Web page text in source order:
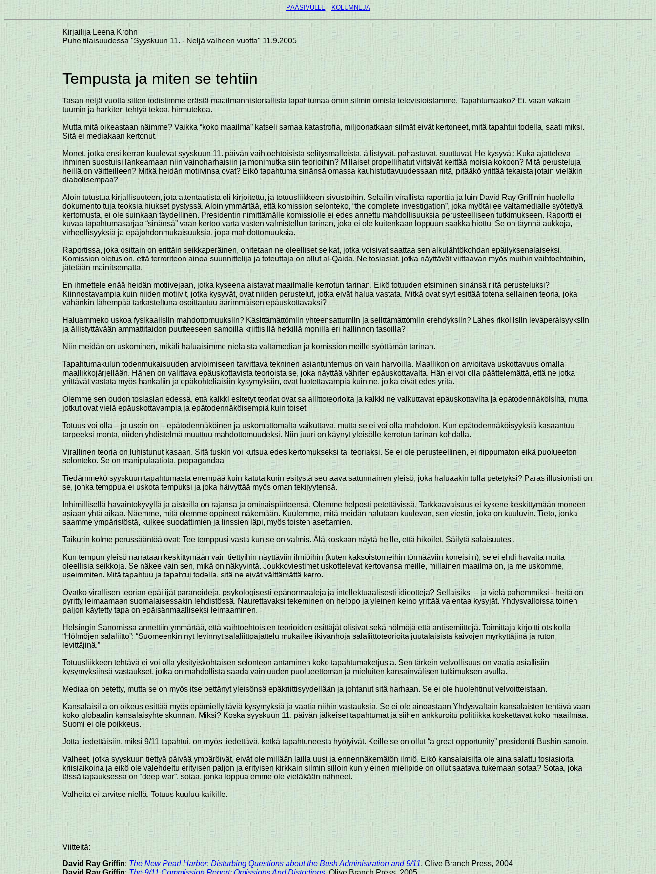
PÄÄSIVULLE- KOLUMNEJA
Kirjailija Leena Krohn
Puhe tilaisuudessa "Syyskuun 11. - Neljä valheen vuotta" 11.9.2005
Tempusta ja miten se tehtiin
Tasan neljä vuotta sitten todistimme erästä maailmanhistoriallista tapahtumaa omin silmin omista televisioistamme. Tapahtumaako? Ei, vaan vakain
tuumin ja harkiten tehtyä tekoa, hirmutekoa.
Mutta mitä oikeastaan näimme? Vaikka “koko maailma” katseli samaa katastrofia, miljoonatkaan silmät eivät kertoneet, mitä tapahtui todella, saati miksi.
Sitä ei mediakaan kertonut.
Monet, jotka ensi kerran kuulevat syyskuun 11. päivän vaihtoehtoisista selitysmalleista, ällistyvät, pahastuvat, suuttuvat. He kysyvät: Kuka ajatteleva
ihminen suostuisi lankeamaan niin vainoharhaisiin ja monimutkaisiin teorioihin? Millaiset propellihatut viitsivät keittää moisia kokoon? Mitä perusteluja
heillä on väitteilleen? Mitkä heidän motiivinsa ovat? Eikö tapahtuma sinänsä omassa kauhistuttavuudessaan riitä, pitääkö yrittää tekaista jotain vieläkin
diabolisempaa?
Aloin tutustua kirjallisuuteen, jota attentaatista oli kirjoitettu, ja totuusliikkeen sivustoihin. Selailin virallista raporttia ja luin David Ray Griffinin huolella
dokumentoituja teoksia hiukset pystyssä. Aloin ymmärtää, että komission selonteko, “the complete investigation”, joka myötäilee valtamedialle syötettyä
kertomusta, ei ole suinkaan täydellinen. Presidentin nimittämälle komissiolle ei edes annettu mahdollisuuksia perusteelliseen tutkimukseen. Raportti ei
kuvaa tapahtumasarjaa “sinänsä” vaan kertoo varta vasten valmistellun tarinan, joka ei ole kuitenkaan loppuun saakka hiottu. Se on täynnä aukkoja,
virheellisyyksiä ja epäjohdonmukaisuuksia, jopa mahdottomuuksia.
Raportissa, joka osittain on erittäin seikkaperäinen, ohitetaan ne oleelliset seikat, jotka voisivat saattaa sen alkulähtökohdan epäilyksenalaiseksi.
Komission oletus on, että terroriteon ainoa suunnittelija ja toteuttaja on ollut al-Qaida. Ne tosiasiat, jotka näyttävät viittaavan myös muihin vaihtoehtoihin,
jätetään mainitsematta.
En ihmettele enää heidän motiivejaan, jotka kyseenalaistavat maailmalle kerrotun tarinan. Eikö totuuden etsiminen sinänsä riitä perusteluksi?
Kiinnostavampia kuin niiden motiivit, jotka kysyvät, ovat niiden perustelut, jotka eivät halua vastata. Mitkä ovat syyt esittää totena sellainen teoria, joka
vähänkin lähempää tarkasteltuna osoittautuu äärimmäisen epäuskottavaksi?
Haluammeko uskoa fysikaalisiin mahdottomuuksiin? Käsittämättömiin yhteensattumiin ja selittämättömiin erehdyksiin? Lähes rikollisiin leväperäisyyksiin
ja ällistyttävään ammattitaidon puutteeseen samoilla kriittisillä hetkillä monilla eri hallinnon tasoilla?
Niin meidän on uskominen, mikäli haluaisimme nielaista valtamedian ja komission meille syöttämän tarinan.
Tapahtumakulun todenmukaisuuden arvioimiseen tarvittava tekninen asiantuntemus on vain harvoilla. Maallikon on arvioitava uskottavuus omalla
maallikkojärjellään. Hänen on valittava epäuskottavista teorioista se, joka näyttää vähiten epäuskottavalta. Hän ei voi olla päättelemättä, että ne jotka
yrittävät vastata myös hankaliin ja epäkohteliaisiin kysymyksiin, ovat luotettavampia kuin ne, jotka eivät edes yritä.
Olemme sen oudon tosiasian edessä, että kaikki esitetyt teoriat ovat salaliittoteorioita ja kaikki ne vaikuttavat epäuskottavilta ja epätodennäköisiltä, mutta
jotkut ovat vielä epäuskottavampia ja epätodennäköisempiä kuin toiset.
Totuus voi olla – ja usein on – epätodennäköinen ja uskomattomalta vaikuttava, mutta se ei voi olla mahdoton. Kun epätodennäköisyyksiä kasaantuu
tarpeeksi monta, niiden yhdistelmä muuttuu mahdottomuudeksi. Niin juuri on käynyt yleisölle kerrotun tarinan kohdalla.
Virallinen teoria on luhistunut kasaan. Sitä tuskin voi kutsua edes kertomukseksi tai teoriaksi. Se ei ole perusteellinen, ei riippumaton eikä puolueeton
selonteko. Se on manipulaatiota, propagandaa.
Tiedämmekö syyskuun tapahtumasta enempää kuin katutaikurin esitystä seuraava satunnainen yleisö, joka haluaakin tulla petetyksi? Paras illusionisti on
se, jonka temppua ei uskota tempuksi ja joka häivyttää myös oman tekijyytensä.
Inhimillisellä havaintokyvyllä ja aisteilla on rajansa ja ominaispiirteensä. Olemme helposti petettävissä. Tarkkaavaisuus ei kykene keskittymään moneen
asiaan yhtä aikaa. Näemme, mitä olemme oppineet näkemään. Kuulemme, mitä meidän halutaan kuulevan, sen viestin, joka on kuuluvin. Tieto, jonka
saamme ympäristöstä, kulkee suodattimien ja linssien läpi, myös toisten asettamien.
Taikurin kolme perussääntöä ovat: Tee temppusi vasta kun se on valmis. Älä koskaan näytä heille, että hikoilet. Säilytä salaisuutesi.
Kun tempun yleisö narrataan keskittymään vain tiettyihin näyttäviin ilmiöihin (kuten kaksoistorneihin törmääviin koneisiin), se ei ehdi havaita muita
oleellisia seikkoja. Se näkee vain sen, mikä on näkyvintä. Joukkoviestimet uskottelevat kertovansa meille, millainen maailma on, ja me uskomme,
useimmiten. Mitä tapahtuu ja tapahtui todella, sitä ne eivät välttämättä kerro.
Ovatko virallisen teorian epäilijät paranoideja, psykologisesti epänormaaleja ja intellektuaalisesti idiootteja? Sellaisiksi – ja vielä pahemmiksi - heitä on
pyritty leimaamaan suomalaisessakin lehdistössä. Naurettavaksi tekeminen on helppo ja yleinen keino yrittää vaientaa kysyjät. Yhdysvalloissa toinen
paljon käytetty tapa on epäisänmaalliseksi leimaaminen.
Helsingin Sanomissa annettiin ymmärtää, että vaihtoehtoisten teorioiden esittäjät olisivat sekä hölmöjä että antisemiittejä. Toimittaja kirjoitti otsikolla
“Hölmöjen salaliitto”: “Suomeenkin nyt levinnyt salaliittoajattelu mukailee ikivanhoja salaliittoteorioita juutalaisista kaivojen myrkyttäjinä ja ruton
levittäjinä.”
Totuusliikkeen tehtävä ei voi olla yksityiskohtaisen selonteon antaminen koko tapahtumaketjusta. Sen tärkein velvollisuus on vaatia asiallisiin
kysymyksiinsä vastaukset, jotka on mahdollista saada vain uuden puolueettoman ja mieluiten kansainvälisen tutkimuksen avulla.
Mediaa on petetty, mutta se on myös itse pettänyt yleisönsä epäkriittisyydellään ja johtanut sitä harhaan. Se ei ole huolehtinut velvoitteistaan.
Kansalaisilla on oikeus esittää myös epämiellyttäviä kysymyksiä ja vaatia niihin vastauksia. Se ei ole ainoastaan Yhdysvaltain kansalaisten tehtävä vaan
koko globaalin kansalaisyhteiskunnan. Miksi? Koska syyskuun 11. päivän jälkeiset tapahtumat ja siihen ankkuroitu politiikka koskettavat koko maailmaa.
Suomi ei ole poikkeus.
Jotta tiedettäisiin, miksi 9/11 tapahtui, on myös tiedettävä, ketkä tapahtuneesta hyötyivät. Keille se on ollut “a great opportunity” presidentti Bushin sanoin.
Valheet, jotka syyskuun tiettyä päivää ympäröivät, eivät ole millään lailla uusi ja ennennäkemätön ilmiö. Eikö kansalaisilta ole aina salattu tosiasioita
kriisiaikoina ja eikö ole valehdeltu erityisen paljon ja erityisen kirkkain silmin silloin kun yleinen mielipide on ollut saatava tukemaan sotaa? Sotaa, joka
tässä tapauksessa on “deep war”, sotaa, jonka loppua emme ole vieläkään nähneet.
Valheita ei tarvitse niellä. Totuus kuuluu kaikille.
Viitteitä:
David Ray Griffin: The New Pearl Harbor: Disturbing Questions about the Bush Administration and 9/11, Olive Branch Press, 2004
David Ray Griffin: The 9/11 Commission Report: Omissions And Distortions , Olive Branch Press, 2005